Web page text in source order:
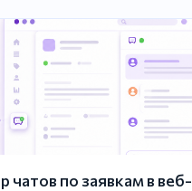
по заявкам в веб-